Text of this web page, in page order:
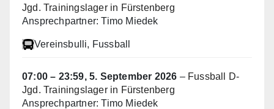
Jgd. Trainingslager in Fürstenberg
Ansprechpartner: Timo Miedek
Vereinsbulli, Fussball
07:00 – 23:59,5. September 2026 – Fussball D-
Jgd. Trainingslager in Fürstenberg
Ansprechpartner: Timo Miedek